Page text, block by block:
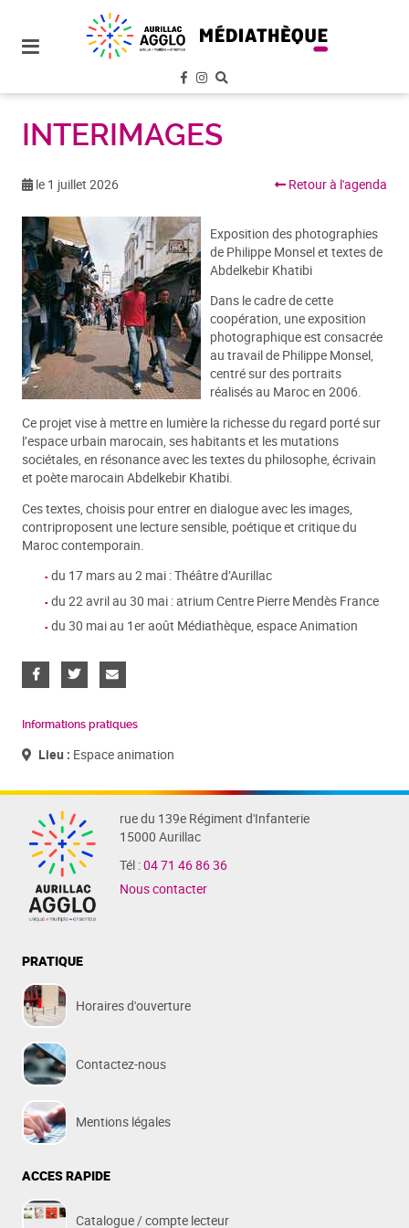
site
INTERIMAGES
le 1 juillet 2026 Retour à l'agenda
Exposition des photographies
de Philippe Monsel et textes de
Abdelkebir Khatibi
Dans le cadre de cette
coopération, une exposition
photographique est consacrée
au travail de Philippe Monsel,
centré sur des portraits
réalisés au Maroc en 2006.
Ce projet vise à mettre en lumière la richesse du regard porté sur
l’espace urbain marocain, ses habitants et les mutations
sociétales, en résonance avec les textes du philosophe, écrivain
et poète marocain Abdelkebir Khatibi.
Ces textes, choisis pour entrer en dialogue avec les images,
contriproposent une lecture sensible, poétique et critique du
Maroc contemporain.
du 17 mars au 2 mai : Théâtre d’Aurillac
du 22 avril au 30 mai : atrium Centre Pierre Mendès France
du 30 mai au 1er août Médiathèque, espace Animation
Informations pratiques
Lieu : Espace animation
rue du 139e Régiment d'Infanterie
15000 Aurillac
Tél :04 71 46 86 36
Nous contacter
PRATIQUE
Horaires d'ouverture
Contactez-nous
Mentions légales
ACCES RAPIDE
Catalogue / compte lecteur